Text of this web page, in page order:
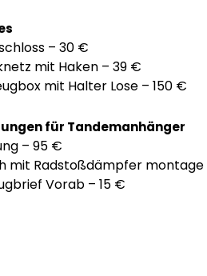
– 30 €
mit Haken – 39 €
mit Halter Lose – 150 €
für Tandemanhänger
– 95 €
mit Radstoßdämpfer montage
Vorab – 15 €